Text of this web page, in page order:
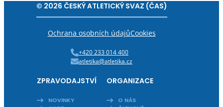
© 2026 ČESKÝ ATLETICKÝ SVAZ (ČAS)
Ochrana osobních údajůCookies
+420 233 014 400
atletika@atletika.cz
ZPRAVODAJSTVÍ
NOVINKY
ORGANIZACE
O NÁS